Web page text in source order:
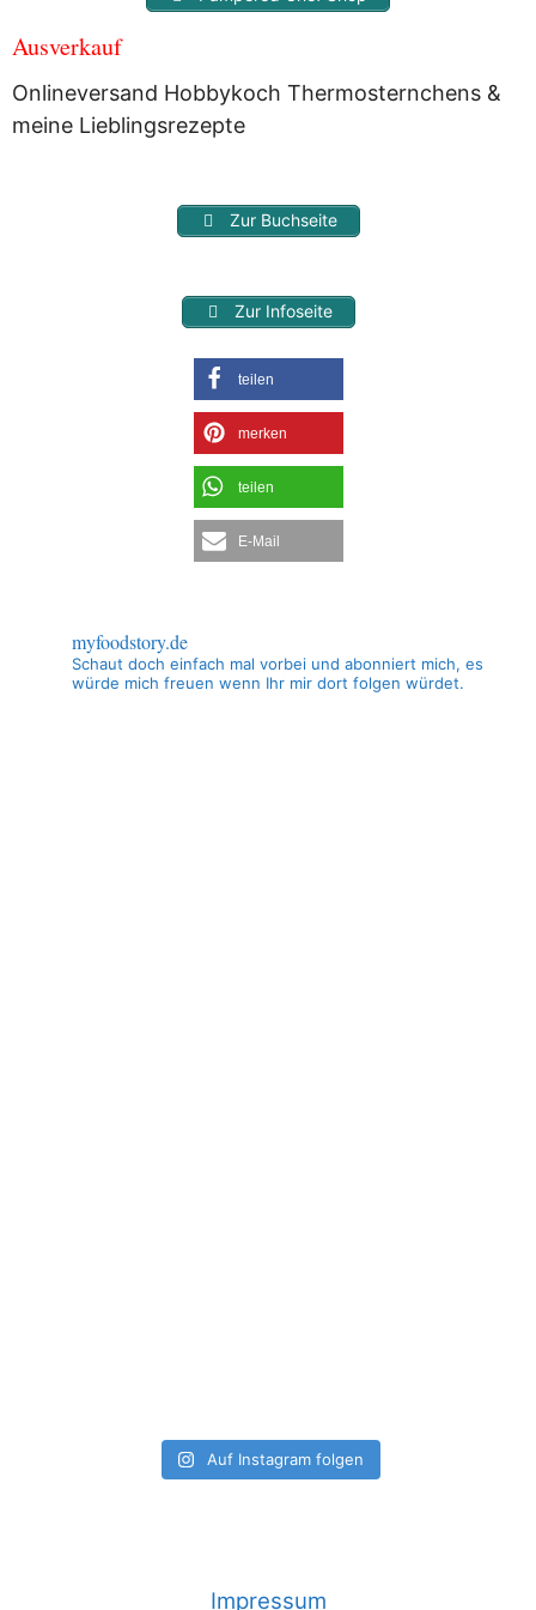
Ausverkauf
Onlineversand Hobbykoch Thermosternchens &
meine Lieblingsrezepte
Zur Buchseite
Zur Infoseite
teilen
merken
teilen
E-Mail
myfoodstory.de
Schaut doch einfach mal vorbei und abonniert mich, es
würde mich freuen wenn Ihr mir dort folgen würdet.
Auf Instagram folgen
Impressum